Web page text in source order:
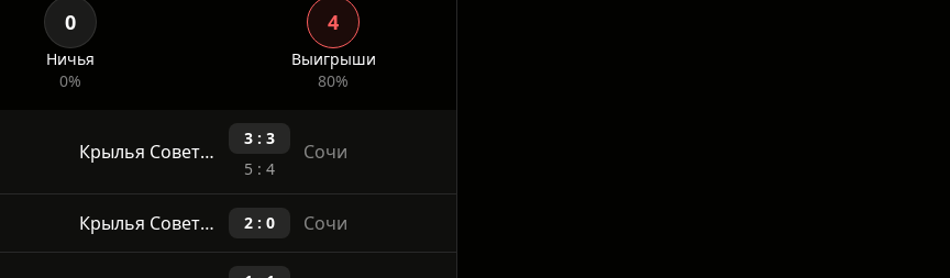
встречи
Крылья Советов
0%
80%
Крылья Советов Самара
3 : 3
5 : 4
Сочи